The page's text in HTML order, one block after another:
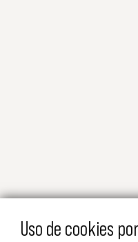
Uso de cookies